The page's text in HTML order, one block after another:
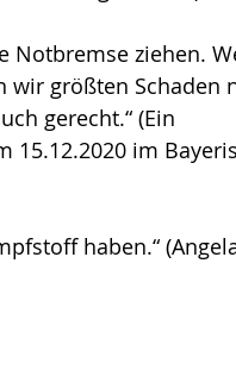
Notbremse ziehen.
wir größten Schaden
gerecht.“ (Ein
15.12.2020 im
haben.“